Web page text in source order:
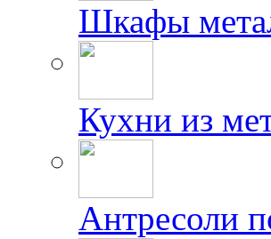
Шкафы
Кухни из
Антресоли